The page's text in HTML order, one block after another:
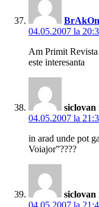
04.05.2007 la
Am Primit
este interesanta
04.05.2007 la
in arad unde pot
Voiajor”????